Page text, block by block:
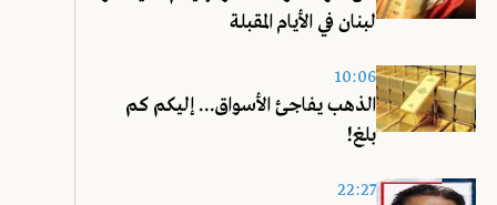
لبنان في الأيام المقبلة
10:06
الذهب يفاجئ الأسواق... إليكم كم
بلغ!
22:27